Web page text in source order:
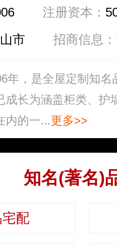
注册资本：
市 招商信息：
年，是全屋定制知
成长为涵盖柜类、护
内的一...更多>>
知名(著名)
配